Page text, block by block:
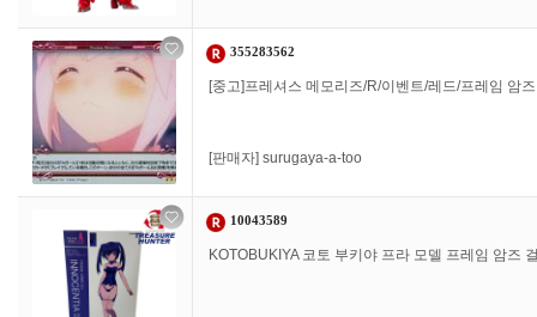
355283562
[중고]프레셔스 메모리즈/R/이벤트/레드/프레임 암
[판매자] surugaya-a-too
10043589
KOTOBUKIYA 코토 부키야 프라 모델 프레임 암즈